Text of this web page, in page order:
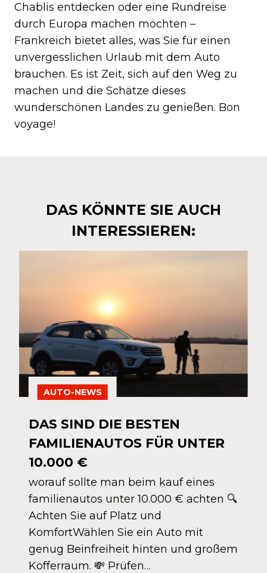
Chablis entdecken oder eine Rundreise
durch Europa machen möchten –
Frankreich bietet alles, was Sie für einen
unvergesslichen Urlaub mit dem Auto
brauchen. Es ist Zeit, sich auf den Weg zu
machen und die Schätze dieses
wunderschönen Landes zu genießen. Bon
voyage!
DAS KÖNNTE SIE AUCH
INTERESSIEREN:
AUTO-NEWS
DAS SIND DIE BESTEN
FAMILIENAUTOS FÜR UNTER
10.000 €
worauf sollte man beim kauf eines
familienautos unter 10.000 € achten 🔍
Achten Sie auf Platz und
KomfortWählen Sie ein Auto mit
genug Beinfreiheit hinten und großem
Kofferraum. 💸 Prüfen…